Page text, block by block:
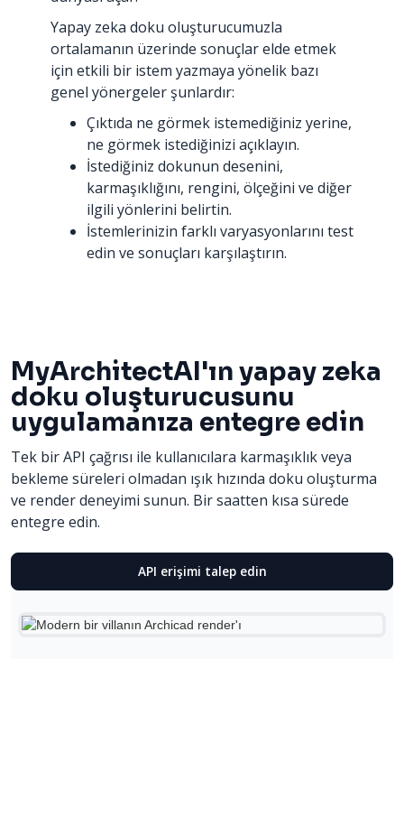
Yapay zeka doku oluşturucumuzla
ortalamanın üzerinde sonuçlar elde etmek
için etkili bir istem yazmaya yönelik bazı
genel yönergeler şunlardır:
Çıktıda ne görmek istemediğiniz yerine,
ne görmek istediğinizi açıklayın.
İstediğiniz dokunun desenini,
karmaşıklığını, rengini, ölçeğini ve diğer
ilgili yönlerini belirtin.
İstemlerinizin farklı varyasyonlarını test
edin ve sonuçları karşılaştırın.
MyArchitectAI'ın yapay zeka
doku oluşturucusunu
uygulamanıza entegre edin
Tek bir API çağrısı ile kullanıcılara karmaşıklık veya
bekleme süreleri olmadan ışık hızında doku oluşturma
ve render deneyimi sunun. Bir saatten kısa sürede
entegre edin.
API erişimi talep edin